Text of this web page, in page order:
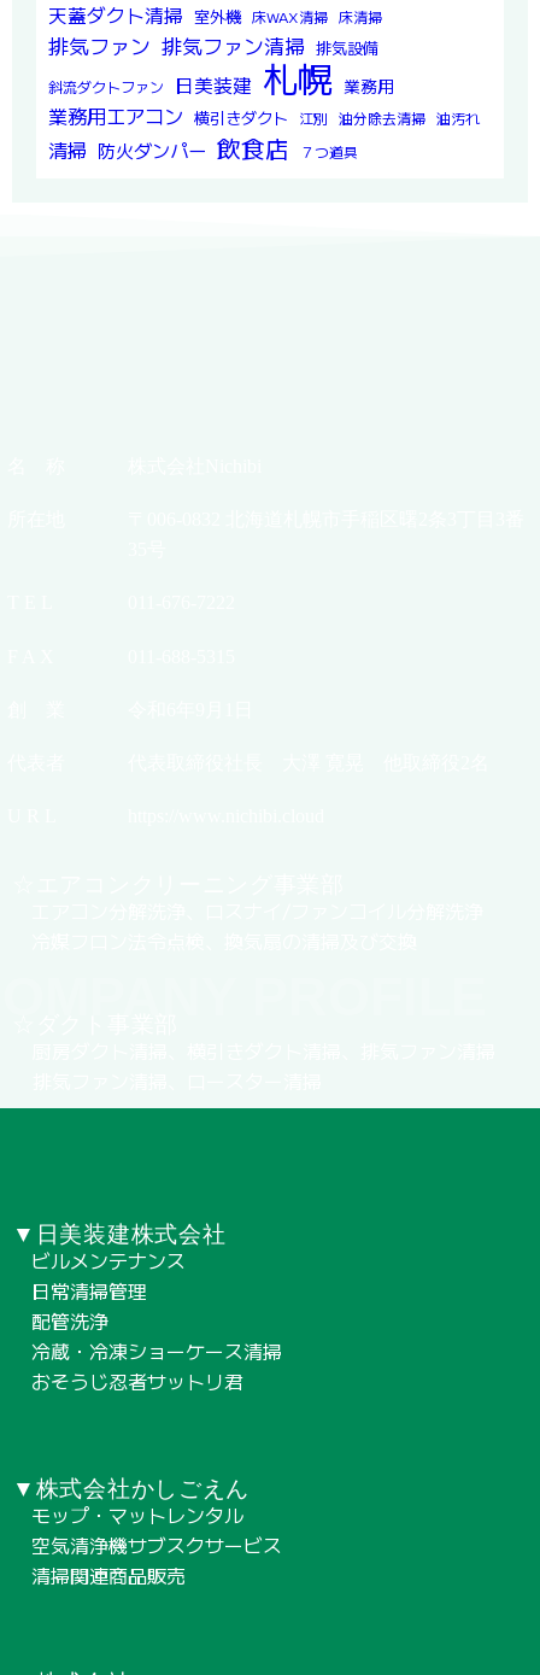
天蓋ダクト清掃 室外機 床WAX清掃 床清掃
排気ファン 排気ファン清掃 排気設備
斜流ダクトファン 日美装建 札幌 業務用
業務用エアコン 横引きダクト 江別 油分除去清掃 油汚れ
清掃 防火ダンパー 飲食店 ７つ道具
▼日美装建株式会社
ビルメンテナンス
日常清掃管理
配管洗浄
冷蔵・冷凍ショーケース清掃
おそうじ忍者サットリ君
▼株式会社かしごえん
モップ・マットレンタル
空気清浄機サブスクサービス
清掃関連商品販売